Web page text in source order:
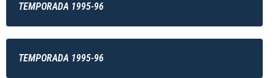
TEMPORADA 1995-96
TEMPORADA 1995-96